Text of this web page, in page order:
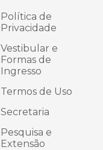
Política de
Privacidade
Vestibular e
Formas de
Ingresso
Termos de Uso
Secretaria
Pesquisa e
Extensão